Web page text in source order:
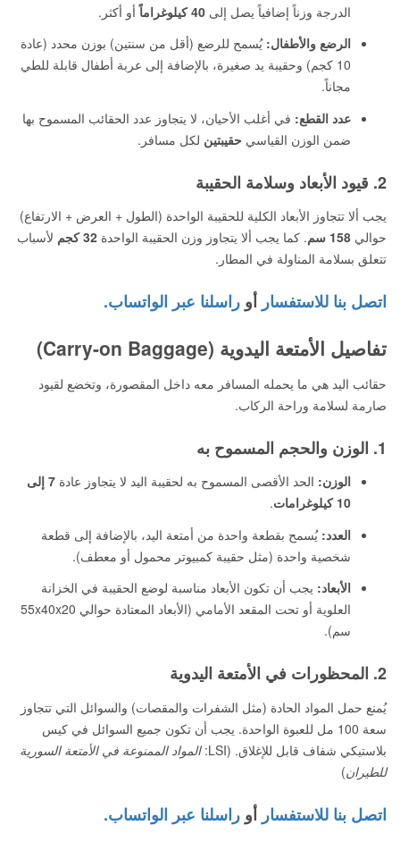
الدرجة وزناً إضافياً يصل إلى 40 كيلوغراماً
أو أكثر.
الرضع والأطفال: يُسمح للرضع (أقل من سنتين) بوزن محدد (عادة
10 كجم) وحقيبة يد صغيرة، بالإضافة إلى عربة أطفال قابلة للطي
مجاناً.
عدد القطع: في أغلب الأحيان، لا يتجاوز عدد الحقائب المسموح بها
ضمن الوزن القياسي حقيبتين لكل مسافر.
2. قيود الأبعاد وسلامة الحقيبة
يجب ألا تتجاوز الأبعاد الكلية للحقيبة الواحدة (الطول + العرض + الارتفاع)
حوالي 158 سم . كما يجب ألا يتجاوز وزن الحقيبة الواحدة 32 كجم
لأسباب
تتعلق بسلامة المناولة في المطار.
اتصل بنا للاستفسار أو راسلنا عبر الواتساب.
تفاصيل الأمتعة اليدوية (Carry-on Baggage)
حقائب اليد هي ما يحمله المسافر معه داخل المقصورة، وتخضع لقيود
صارمة لسلامة وراحة الركاب.
1. الوزن والحجم المسموح به
الوزن: الحد الأقصى المسموح به لحقيبة اليد لا يتجاوز عادة
7 إلى
10 كيلوغرامات
.
العدد: يُسمح بقطعة واحدة من أمتعة اليد، بالإضافة إلى قطعة
شخصية واحدة (مثل حقيبة كمبيوتر محمول أو معطف).
الأبعاد: يجب أن تكون الأبعاد مناسبة لوضع الحقيبة في الخزانة
العلوية أو تحت المقعد الأمامي (الأبعاد المعتادة حوالي 55x40x20
سم).
2. المحظورات في الأمتعة اليدوية
يُمنع حمل المواد الحادة (مثل الشفرات والمقصات) والسوائل التي تتجاوز
سعة 100 مل للعبوة الواحدة. يجب أن تكون جميع السوائل في كيس
بلاستيكي شفاف قابل للإغلاق. (LSI:
المواد الممنوعة في الأمتعة السورية
للطيران)
اتصل بنا للاستفسار أو راسلنا عبر الواتساب.